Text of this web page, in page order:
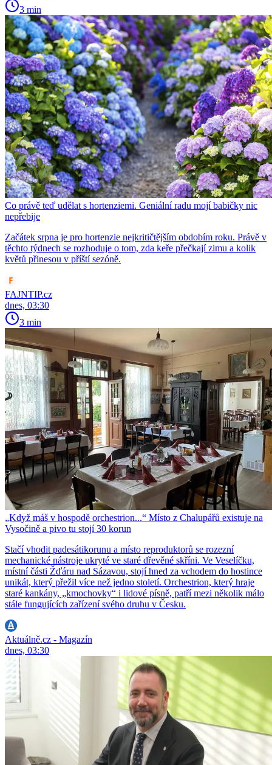
3 min
Co právě teď udělat s hortenziemi. Geniální radu mojí babičky nic
nepřebije
Začátek srpna je pro hortenzie nejkritičtějším obdobím roku. Právě v
těchto týdnech se rozhoduje o tom, zda keře přečkají zimu a kolik
květů přinesou v příští sezóně.
FAJNTIP.cz
dnes, 03:30
3 min
„Když máš v hospodě orchestrion...“ Místo z Chalupářů existuje na
Vysočině a pivo tu stojí 30 korun
Stačí vhodit padesátikorunu a místo reproduktorů se rozezní
mechanické nástroje ukryté ve staré dřevěné skříni. Ve Veselíčku,
místní části Žďáru nad Sázavou, stojí hned za vchodem do hostince
unikát, který přežil více než jedno století. Orchestrion, který hraje
staré kankány, „kmochovky“ i lidové písně, patří mezi několik málo
stále fungujících zařízení svého druhu v Česku.
Aktuálně.cz - Magazín
dnes, 03:30